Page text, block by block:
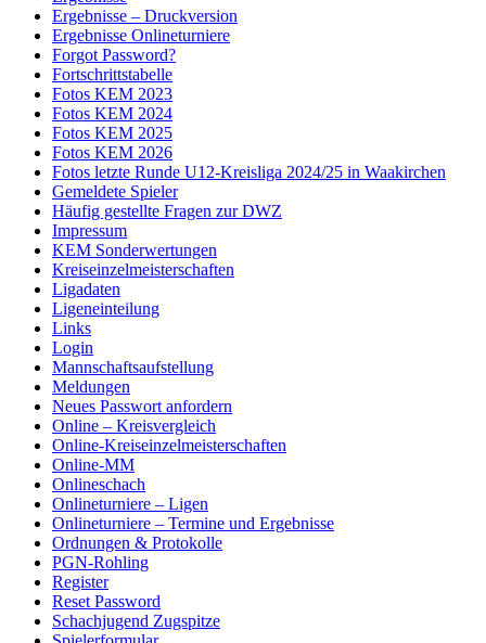
Ergebnisse – Druckversion
Ergebnisse Onlineturniere
Forgot Password?
Fortschrittstabelle
Fotos KEM 2023
Fotos KEM 2024
Fotos KEM 2025
Fotos KEM 2026
Fotos letzte Runde U12-Kreisliga 2024/25 in Waakirchen
Gemeldete Spieler
Häufig gestellte Fragen zur DWZ
Impressum
KEM Sonderwertungen
Kreiseinzelmeisterschaften
Ligadaten
Ligeneinteilung
Links
Login
Mannschaftsaufstellung
Meldungen
Neues Passwort anfordern
Online – Kreisvergleich
Online-Kreiseinzelmeisterschaften
Online-MM
Onlineschach
Onlineturniere – Ligen
Onlineturniere – Termine und Ergebnisse
Ordnungen & Protokolle
PGN-Rohling
Register
Reset Password
Schachjugend Zugspitze